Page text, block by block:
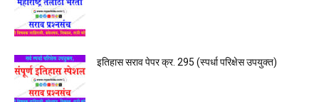
इतिहास सराव पेपर क्र. 295 (स्पर्धा परिक्षेस उपयुक्त)